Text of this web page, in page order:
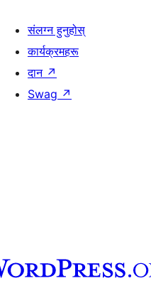
संलग्न हुनुहोस्
कार्यक्रमहरू
दान ↗
Swag ↗